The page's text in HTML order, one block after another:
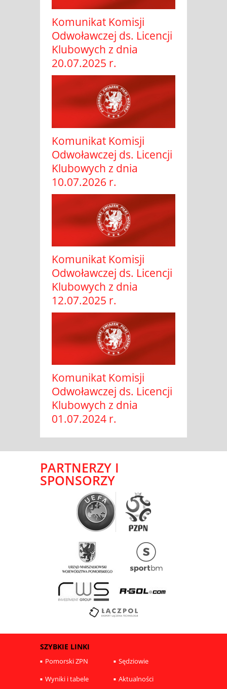
Komunikat Komisji
Odwoławczej ds. Licencji
Klubowych z dnia
20.07.2025 r.
Komunikat Komisji
Odwoławczej ds. Licencji
Klubowych z dnia
10.07.2026 r.
Komunikat Komisji
Odwoławczej ds. Licencji
Klubowych z dnia
12.07.2025 r.
Komunikat Komisji
Odwoławczej ds. Licencji
Klubowych z dnia
01.07.2024 r.
PARTNERZY I
SPONSORZY
SZYBKIE LINKI
Pomorski ZPN
Sędziowie
Wyniki i tabele
Aktualności